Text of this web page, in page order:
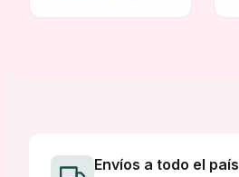
Envíos a todo el país